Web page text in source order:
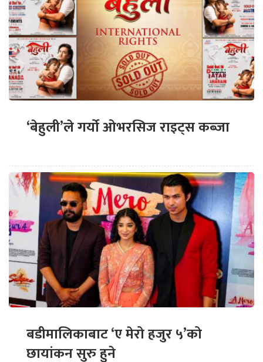
‘बेहुली’ले गर्यो ओभरसिज राइट्स कब्जा
बडीमालिकाबाट ‘ए मेरो हजुर ५’को
छायांकन सुरु हुने